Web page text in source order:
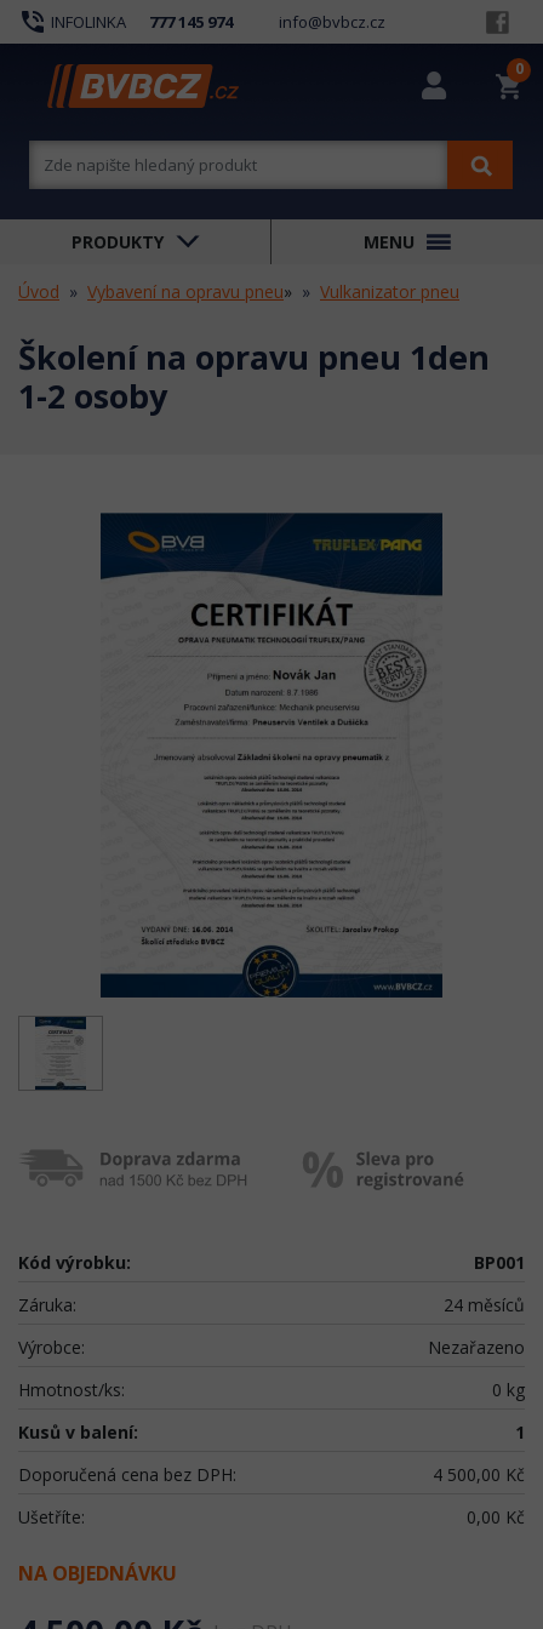
phone_in_talk INFOLINKA 777 145 974 info@bvbcz.cz
shopping_cart
0
PRODUKTY MENU
Úvod Vybavení na opravu pneu» Vulkanizator pneu
Školení na opravu pneu 1den
1-2 osoby
Kód výrobku:
BP001
Záruka:
24 měsíců
Výrobce:
Nezařazeno
Hmotnost/ks:
0 kg
Kusů v balení:
1
Doporučená cena bez DPH:
4 500,00 Kč
Ušetříte:
0,00 Kč
NA OBJEDNÁVKU